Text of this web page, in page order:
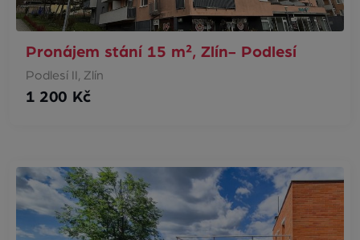
Pronájem stání 15 m², Zlín- Podlesí
Podlesí II, Zlín
1 200 Kč